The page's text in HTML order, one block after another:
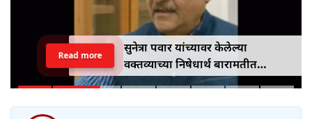
सुनेत्रा पवार यांच्यावर केलेल्या
वक्तव्याच्या निषेधार्थ बारामतीत
पृथ्वीराज चव्हाण यांच्या पुतळ्याचे दहन
Read more